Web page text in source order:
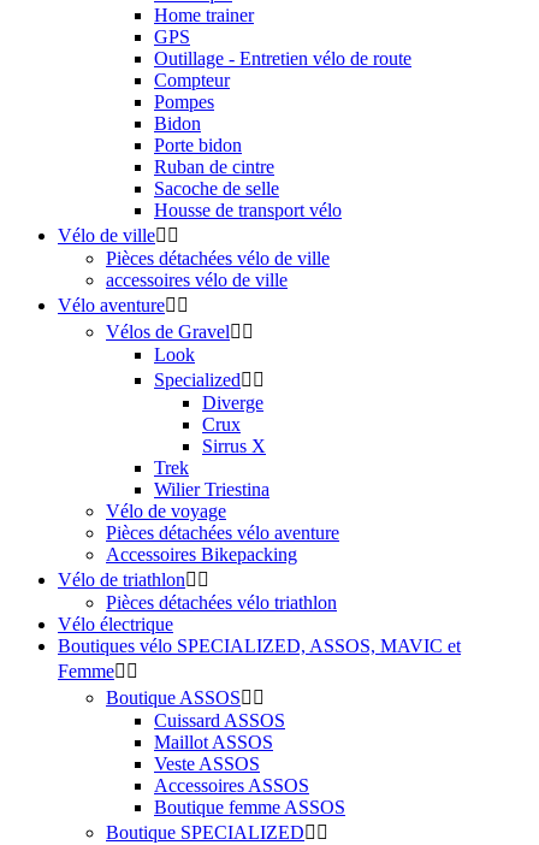
Home trainer
GPS
Outillage - Entretien vélo de route
Compteur
Pompes
Bidon
Porte bidon
Ruban de cintre
Sacoche de selle
Housse de transport vélo
Vélo de ville 
Pièces détachées vélo de ville
accessoires vélo de ville
Vélo aventure 
Vélos de Gravel 
Look
Specialized 
Diverge
Crux
Sirrus X
Trek
Wilier Triestina
Vélo de voyage
Pièces détachées vélo aventure
Accessoires Bikepacking
Vélo de triathlon 
Pièces détachées vélo triathlon
Vélo électrique
Boutiques vélo SPECIALIZED, ASSOS, MAVIC et
Femme 
Boutique ASSOS 
Cuissard ASSOS
Maillot ASSOS
Veste ASSOS
Accessoires ASSOS
Boutique femme ASSOS
Boutique SPECIALIZED 